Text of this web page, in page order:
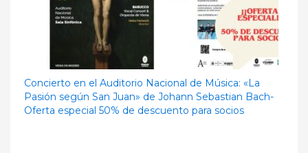
Concierto en el Auditorio Nacional de Música: «La
Pasión según San Juan» de Johann Sebastian Bach-
Oferta especial 50% de descuento para socios